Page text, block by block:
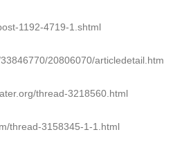
1192-4719-1.shtml
20806070/articledetail.htm
thread-3218560.html
thread-3158345-1-1.html